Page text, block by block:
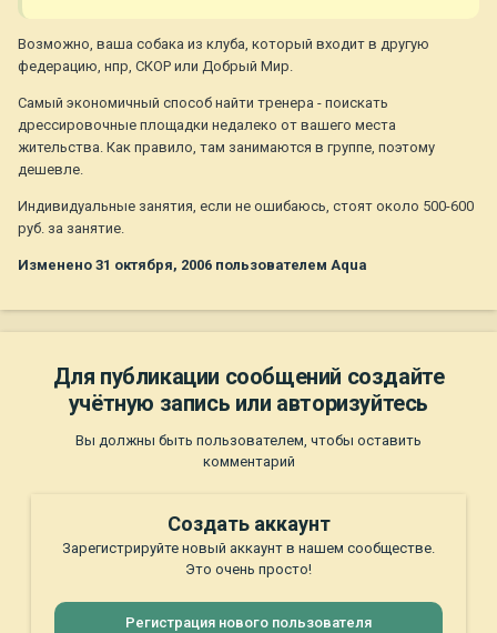
Возможно, ваша собака из клуба, который входит в другую
федерацию, нпр, СКОР или Добрый Мир.
Самый экономичный способ найти тренера - поискать
дрессировочные площадки недалеко от вашего места
жительства. Как правило, там занимаются в группе, поэтому
дешевле.
Индивидуальные занятия, если не ошибаюсь, стоят около 500-600
руб. за занятие.
Изменено 31 октября, 2006 пользователем Aqua
Для публикации сообщений создайте
учётную запись или авторизуйтесь
Вы должны быть пользователем, чтобы оставить
комментарий
Создать аккаунт
Зарегистрируйте новый аккаунт в нашем сообществе.
Это очень просто!
Регистрация нового пользователя